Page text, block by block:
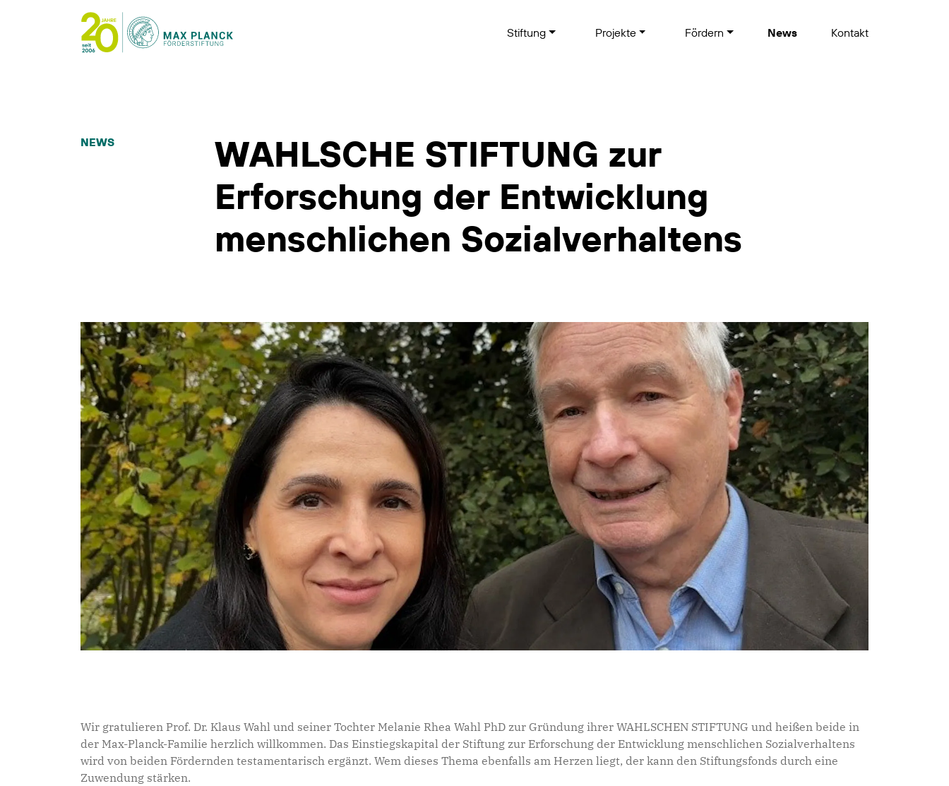
Stiftung Projekte Fördern News Kontakt
NEWS
WAHLSCHE STIFTUNG zur
Erforschung der Entwicklung
menschlichen Sozialverhaltens
Wir gratulieren Prof. Dr. Klaus Wahl und seiner Tochter Melanie Rhea Wahl PhD zur Gründung ihrer WAHLSCHEN STIFTUNG und heißen beide in
der Max-Planck-Familie herzlich willkommen. Das Einstiegskapital der Stiftung zur Erforschung der Entwicklung menschlichen Sozialverhaltens
wird von beiden Fördernden testamentarisch ergänzt. Wem dieses Thema ebenfalls am Herzen liegt, der kann den Stiftungsfonds durch eine
Zuwendung stärken.